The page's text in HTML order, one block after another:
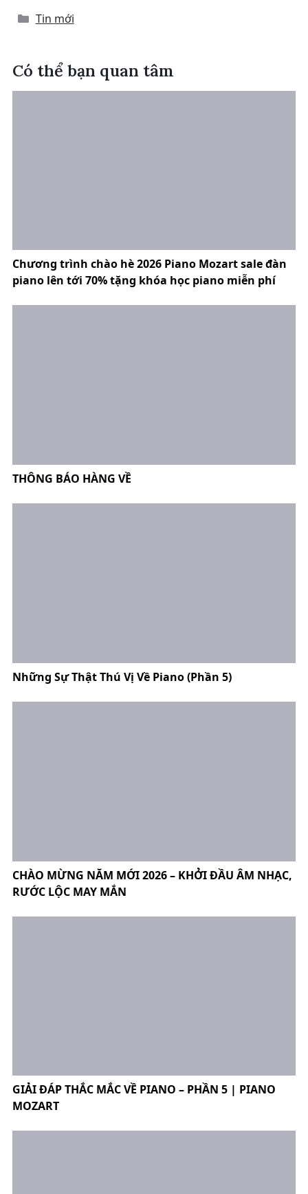
Categories
Tin mới
Có thể bạn quan tâm
Chương trình chào hè 2026 Piano Mozart sale đàn
piano lên tới 70% tặng khóa học piano miễn phí
THÔNG BÁO HÀNG VỀ
Những Sự Thật Thú Vị Về Piano (Phần 5)
CHÀO MỪNG NĂM MỚI 2026 – KHỞI ĐẦU ÂM NHẠC,
RƯỚC LỘC MAY MẮN
GIẢI ĐÁP THẮC MẮC VỀ PIANO – PHẦN 5 | PIANO
MOZART